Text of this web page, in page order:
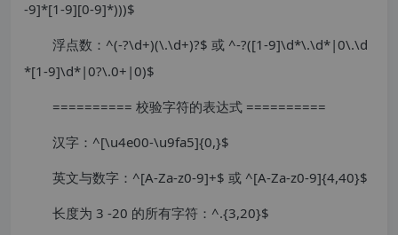
-9]*[1-9][0-9]*)))$
浮点数：^(-?\d+)(\.\d+)?$ 或 ^-?([1-9]\d*\.\d*|0\.\d
*[1-9]\d*|0?\.0+|0)$
========== 校验字符的表达式 ==========
汉字：^[\u4e00-\u9fa5]{0,}$
英文与数字：^[A-Za-z0-9]+$ 或 ^[A-Za-z0-9]{4,40}$
长度为 3 -20 的所有字符：^.{3,20}$